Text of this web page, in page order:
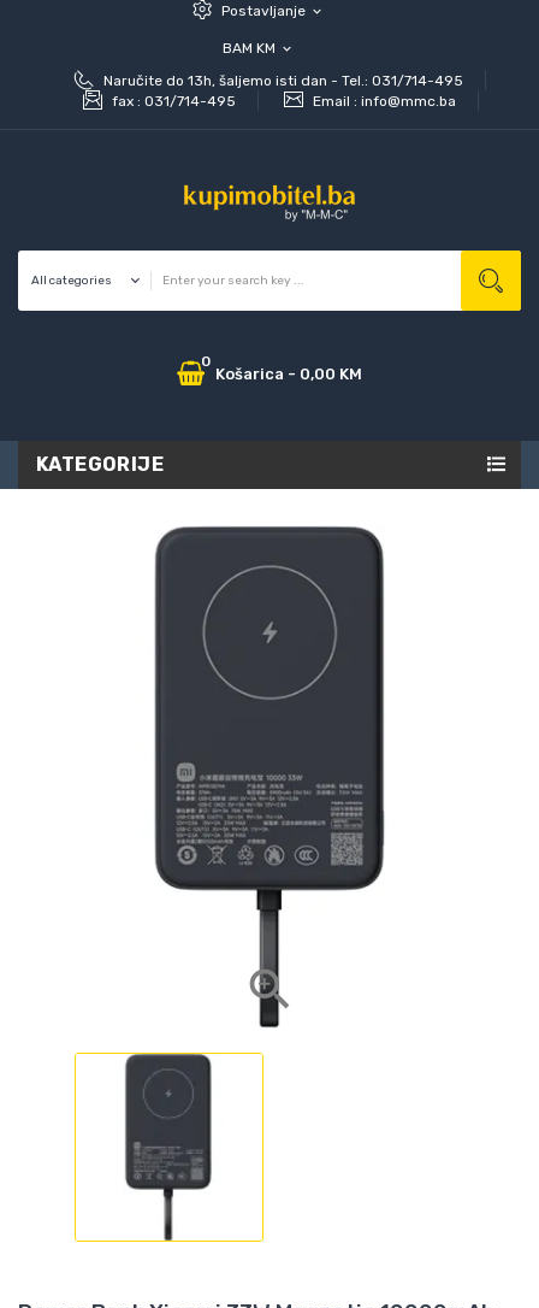
Postavljanje expand_more
BAM KM expand_more
Naručite do 13h, šaljemo isti dan - Tel.: 031/714-495
fax : 031/714-495 Email : info@mmc.ba
Košarica
0
- 0,00 KM
KATEGORIJE
